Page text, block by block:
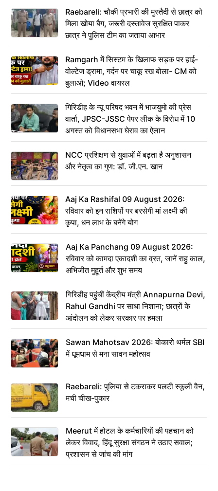
Raebareli: चौकी प्रभारी की मुस्तैदी से छात्र को
मिला खोया बैग, जरूरी दस्तावेज सुरक्षित पाकर
छात्र ने पुलिस टीम का जताया आभार
Ramgarh में सिस्टम के खिलाफ सड़क पर हाई-
वोल्टेज ड्रामा, गर्दन पर चाकू रख बोला- CM को
बुलाओ; Video वायरल
गिरिडीह के न्यू परिषद भवन में भाजयुमो की प्रेस
वार्ता, JPSC-JSSC पेपर लीक के विरोध में 10
अगस्त को विधानसभा घेराव का ऐलान
NCC प्रशिक्षण से युवाओं में बढ़ता है अनुशासन
और नेतृत्व का गुण: डॉ. जी.एन. खान
Aaj Ka Rashifal 09 August 2026:
रविवार को इन राशियों पर बरसेगी मां लक्ष्मी की
कृपा, धन लाभ के बनेंगे योग
Aaj Ka Panchang 09 August 2026:
रविवार को कामदा एकादशी का व्रत, जानें राहु काल,
अभिजीत मुहूर्त और शुभ समय
गिरिडीह पहुंचीं केंद्रीय मंत्री Annapurna Devi,
Rahul Gandhi पर साधा निशाना; छात्रों के
आंदोलन को लेकर सरकार पर हमला
Sawan Mahotsav 2026: बोकारो थर्मल SBI
में धूमधाम से मना सावन महोत्सव
Raebareli: पुलिया से टकराकर पलटी स्कूली वैन,
मची चीख-पुकार
Meerut में होटल के कर्मचारियों की पहचान को
लेकर विवाद, हिंदू सुरक्षा संगठन ने उठाए सवाल;
प्रशासन से जांच की मांग